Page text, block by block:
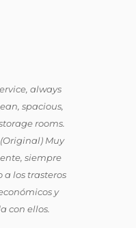
always
spacious,
rooms.
Muy
siempre
a los trasteros
y
con ellos.